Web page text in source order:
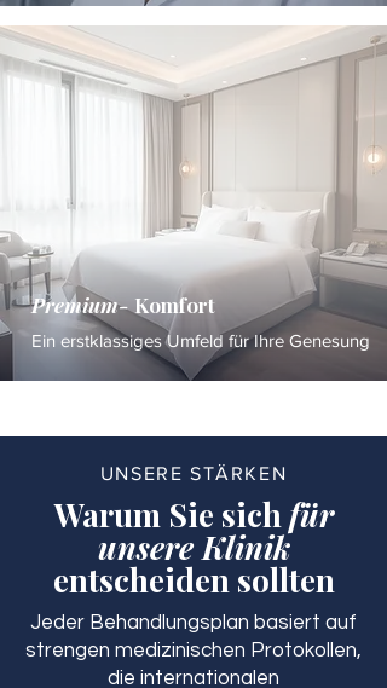
Premium-Komfort
Ein erstklassiges Umfeld für Ihre Genesung
UNSERE STÄRKEN
Warum Sie sichfür
unsere Klinik
entscheiden sollten
Jeder Behandlungsplan basiert auf
strengen medizinischen Protokollen,
die internationalen